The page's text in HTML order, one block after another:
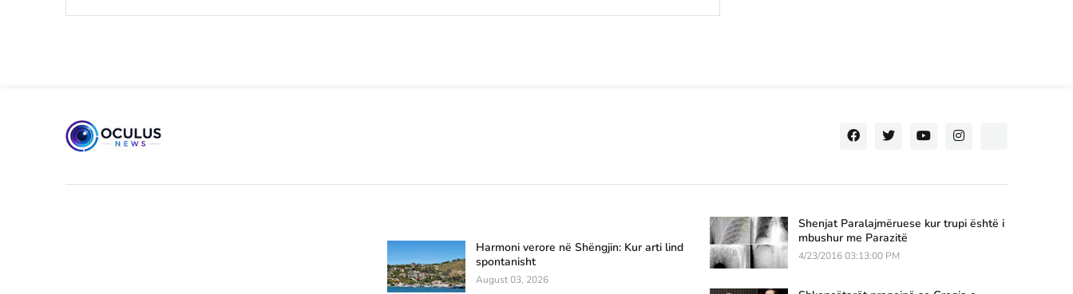
Harmoni verore në Shëngjin: Kur arti lind
spontanisht
August 03, 2026
Shenjat Paralajmëruese kur trupi është i
mbushur me Parazitë
4/23/2016 03:13:00 PM